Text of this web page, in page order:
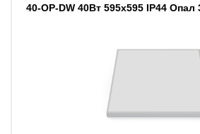
40-OP-DW 40Вт 595х595 IP44 Опал